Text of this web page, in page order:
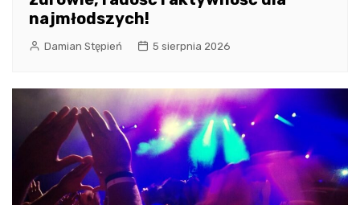
najmłodszych!
Damian Stępień 5 sierpnia 2026